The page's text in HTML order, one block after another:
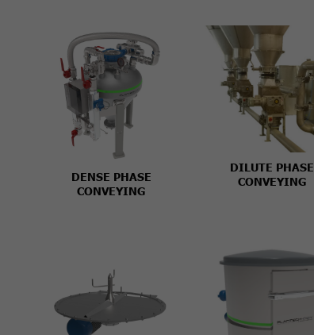
DENSE PHASE
CONVEYING
DILUTE PHASE
CONVEYING